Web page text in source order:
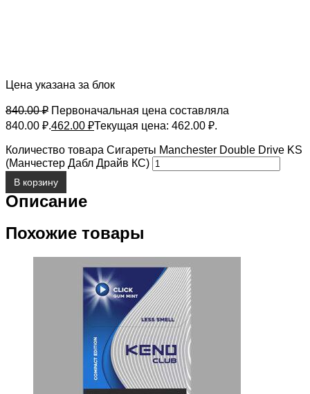
Цена указана за блок
840.00₽ Первоначальная цена составляла
840.00 ₽.462.00 ₽Текущая цена: 462.00 ₽.
Количество товара Сигареты Manchester Double Drive KS
(Манчестер Дабл Драйв КС)
В корзину
Описание
Похожие товары